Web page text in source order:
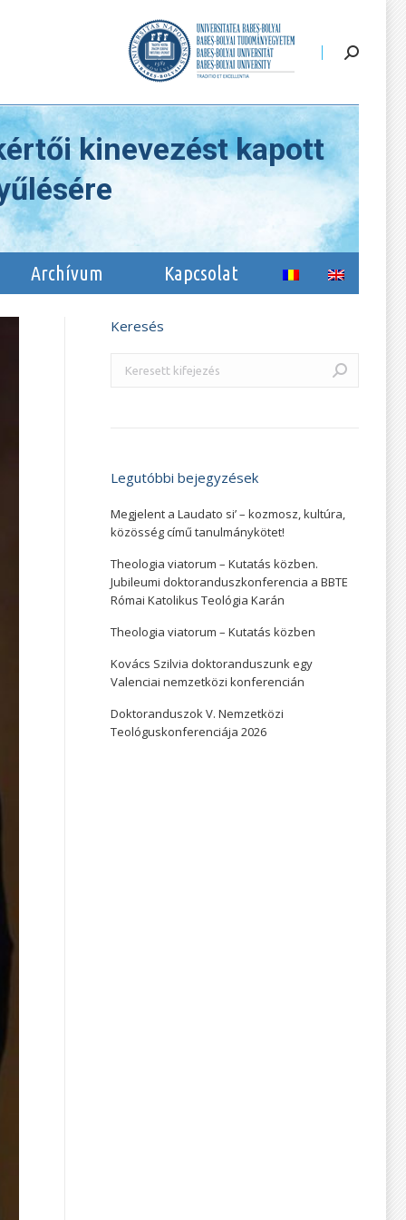
Archívum Kapcsolat
kinevezést kapott
Keresés
Legutóbbi bejegyzések
Megjelent a Laudato si’ – kozmosz, kultúra,
közösség című tanulmánykötet!
Theologia viatorum – Kutatás közben.
Jubileumi doktoranduszkonferencia a BBTE
Római Katolikus Teológia Karán
Theologia viatorum – Kutatás közben
Kovács Szilvia doktoranduszunk egy
Valenciai nemzetközi konferencián
Doktoranduszok V. Nemzetközi
Teológuskonferenciája 2026
Kapcsolat